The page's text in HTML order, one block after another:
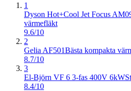
1
Dyson Hot+Cool Jet Focus
värmefläkt
9.6/10
2
Gelia AF501Bästa kompakta
8.7/10
3
El-Björn VF 6 3-fas 400V 6kW
8.4/10